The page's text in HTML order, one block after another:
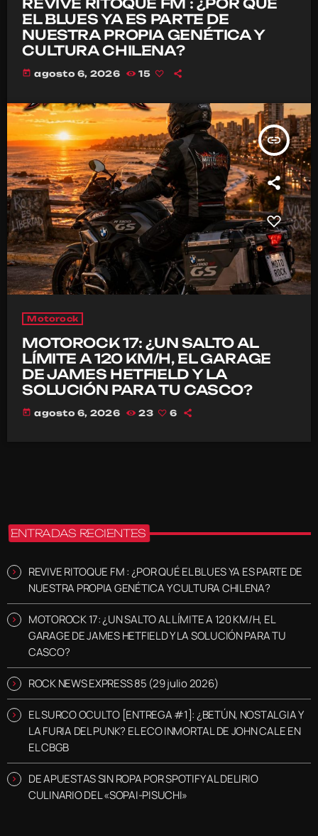
REVIVE RITOQUE FM : ¿POR QUÉ
EL BLUES YA ES PARTE DE
NUESTRA PROPIA GENÉTICA Y
CULTURA CHILENA?
today agosto 6, 2026 15
insert_link
Motorock
MOTOROCK 17: ¿UN SALTO AL
LÍMITE A 120 KM/H, EL GARAGE
DE JAMES HETFIELD Y LA
SOLUCIÓN PARA TU CASCO?
today agosto 6, 2026 23 6
ENTRADAS RECIENTES
REVIVE RITOQUE FM : ¿POR QUÉ EL BLUES YA ES PARTE DE
NUESTRA PROPIA GENÉTICA Y CULTURA CHILENA?
MOTOROCK 17: ¿UN SALTO AL LÍMITE A 120 KM/H, EL
GARAGE DE JAMES HETFIELD Y LA SOLUCIÓN PARA TU
CASCO?
ROCK NEWS EXPRESS 85 (29 julio 2026)
EL SURCO OCULTO [ENTREGA #1]: ¿BETÚN, NOSTALGIA Y
LA FURIA DEL PUNK? EL ECO INMORTAL DE JOHN CALE EN
EL CBGB
DE APUESTAS SIN ROPA POR SPOTIFY AL DELIRIO
CULINARIO DEL «SOPAI-PISUCHI»